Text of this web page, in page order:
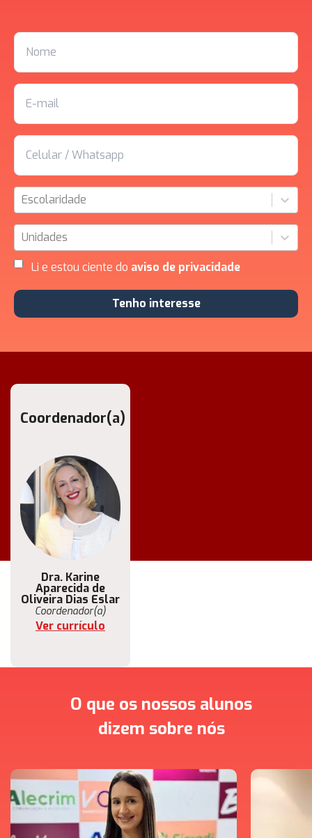
Escolaridade
Unidades
Li e estou ciente do aviso de privacidade
Tenho interesse
Coordenador(a)
Dra. Karine
Aparecida de
Oliveira Dias Eslar
Coordenador(a)
Ver currículo
O que os nossos alunos
dizem sobre nós